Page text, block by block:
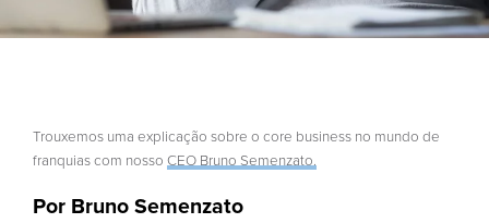
Trouxemos uma explicação sobre o core business no mundo de
franquias com nosso CEO Bruno Semenzato.
Por Bruno Semenzato